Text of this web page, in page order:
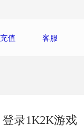
充值 客服
登录1K2K游戏